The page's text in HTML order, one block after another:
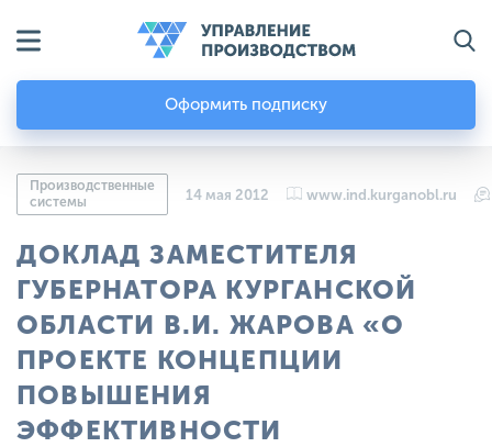
Оформить подписку
Производственные
системы
14 мая 2012 www.ind.kurganobl.ru
ДОКЛАД ЗАМЕСТИТЕЛЯ
ГУБЕРНАТОРА КУРГАНСКОЙ
ОБЛАСТИ В.И. ЖАРОВА «О
ПРОЕКТЕ КОНЦЕПЦИИ
ПОВЫШЕНИЯ
ЭФФЕКТИВНОСТИ